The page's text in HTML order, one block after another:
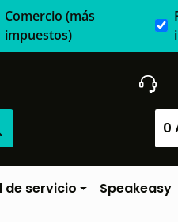
Comercio (más
impuestos)
0
de servicio Speakeasy